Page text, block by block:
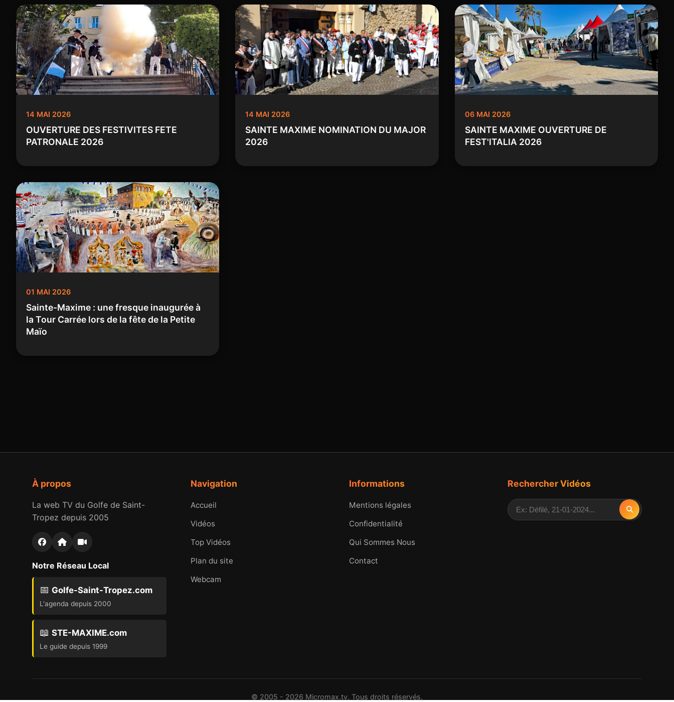
14 MAI 2026
OUVERTURE DES FESTIVITES FETE
PATRONALE 2026
14 MAI 2026
SAINTE MAXIME NOMINATION DU MAJOR
2026
06 MAI 2026
SAINTE MAXIME OUVERTURE DE
FEST'ITALIA 2026
01 MAI 2026
Sainte-Maxime : une fresque inaugurée à
la Tour Carrée lors de la fête de la Petite
Maïo
À propos
La web TV du Golfe de Saint-
Tropez depuis 2005
Notre Réseau Local
📅 Golfe-Saint-Tropez.com
L'agenda depuis 2000
📖 STE-MAXIME.com
Le guide depuis 1999
Navigation
Accueil
Vidéos
Top Vidéos
Plan du site
Webcam
Informations
Mentions légales
Confidentialité
Qui Sommes Nous
Contact
Rechercher Vidéos
© 2005 - 2026 Micromax.tv. Tous droits réservés.